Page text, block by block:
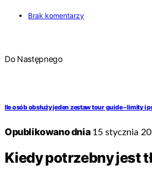
Brak komentarzy
Do Następnego
Ile osób obsłuży jeden zestaw tour guide – limity i
Opublikowano dnia15 stycznia
Kiedy potrzebny jest